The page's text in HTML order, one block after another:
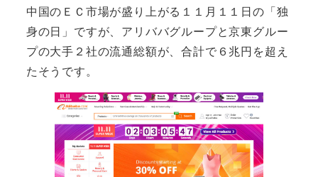
中国のＥＣ市場が盛り上がる１１月１１日の「独
身の日」ですが、アリババグループと京東グルー
プの大手２社の流通総額が、合計で６兆円を超え
たそうです。